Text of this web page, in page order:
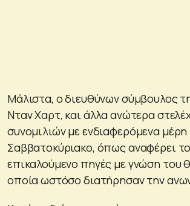
Μάλιστα, ο διευθύνων σύμβουλος
Νταν Χαρτ, και άλλα ανώτερα
συνομιλιών με ενδιαφερόμενα μέρη
Σαββατοκύριακο, όπως αναφέρει
επικαλούμενο πηγές με γνώση του
οποία ωστόσο διατήρησαν την